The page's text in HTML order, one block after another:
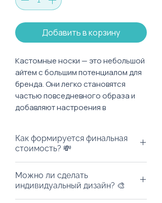
Добавить в корзину
Кастомные носки — это небольшой
айтем с большим потенциалом для
бренда. Они легко становятся
частью повседневного образа и
добавляют настроения в
Носки изготавливаются из
высококачественного гребенного
хлопка — мягкого, приятного к телу
и комфортного для ежедневного
Как формируется финальная
стоимость? 💸
стоимость товара для тиража
100 штук без учета стоимости
Можно ли сделать
индивидуальный дизайн? 🎨